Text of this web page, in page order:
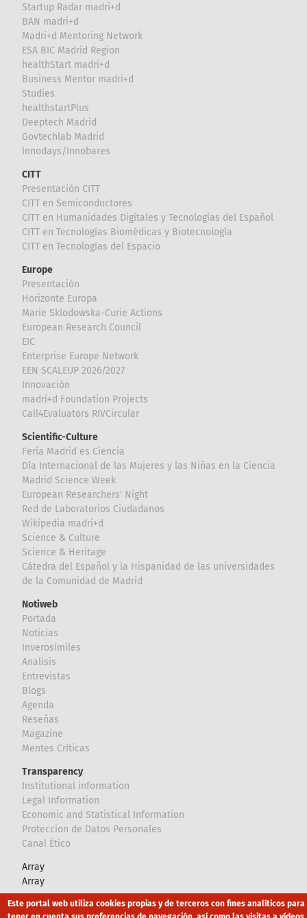
Startup Radar madri+d
BAN madri+d
Madri+d Mentoring Network
ESA BIC Madrid Region
healthStart madri+d
Business Mentor madri+d
Studies
healthstartPlus
Deeptech Madrid
Govtechlab Madrid
Innodays/Innobares
CITT
Presentación CITT
CITT en Semiconductores
CITT en Humanidades Digitales y Tecnologías del Español
CITT en Tecnologías Biomédicas y Biotecnología
CITT en Tecnologías del Espacio
Europe
Presentación
Horizonte Europa
Marie Sklodowska-Curie Actions
European Research Council
EIC
Enterprise Europe Network
EEN SCALEUP 2026/2027
Innovación
madri+d Foundation Projects
Call4Evaluators RIVCircular
Scientific-Culture
Feria Madrid es Ciencia
Día Internacional de las Mujeres y las Niñas en la Ciencia
Madrid Science Week
European Researchers' Night
Red de Laboratorios Ciudadanos
Wikipedia madri+d
Science & Culture
Science & Heritage
Cátedra del Español y la Hispanidad de las universidades
de la Comunidad de Madrid
Notiweb
Portada
Noticias
Inverosímiles
Analisis
Entrevistas
Blogs
Agenda
Reseñas
Magazine
Mentes Críticas
Transparency
Institutional information
Legal Information
Economic and Statistical Information
Proteccion de Datos Personales
Canal Ético
Array
Array
Este portal web utiliza cookies propias y de terceros con fines analíticos para